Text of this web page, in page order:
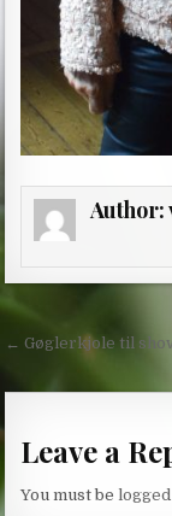
Author:
Post
navigation
← Gøglerkjole til
Leave a
You must be